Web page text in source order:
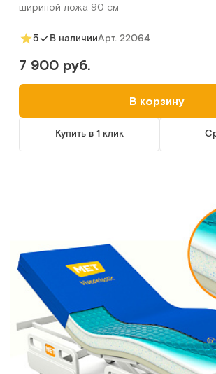
шириной ложа 90 см
5 В наличииАрт. 22064
7 900 руб.
В корзину
Купить в 1 клик